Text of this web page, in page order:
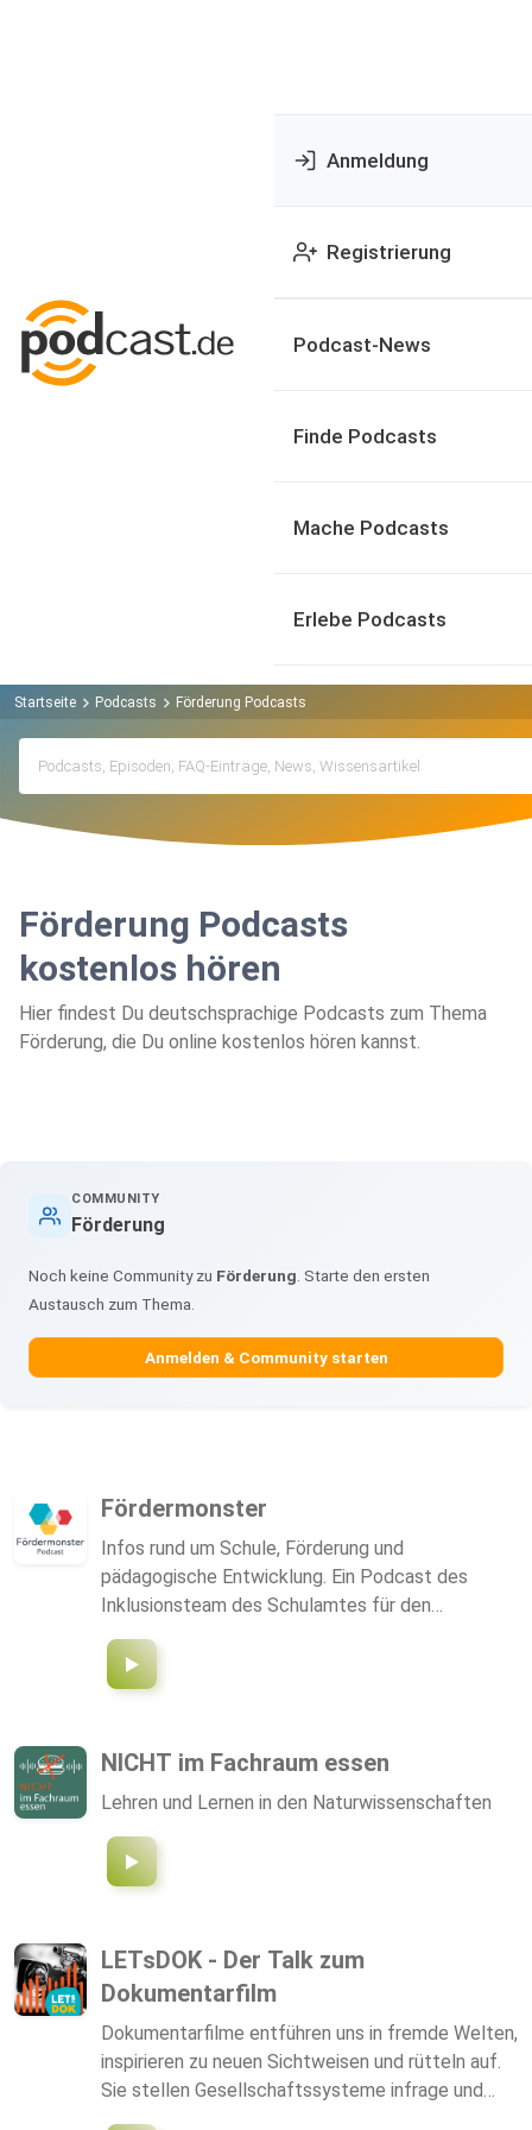
Anmeldung
Registrierung
Podcast-News
Finde Podcasts
Mache Podcasts
Erlebe Podcasts
Startseite Podcasts Förderung Podcasts
Förderung Podcasts
kostenlos hören
Hier findest Du deutschsprachige Podcasts zum Thema
Förderung, die Du online kostenlos hören kannst.
Fördermonster
Infos rund um Schule, Förderung und
pädagogische Entwicklung. Ein Podcast des
Inklusionsteam des Schulamtes für den
Märkischen Kreis. Impressum: https://schule-
mk.de/impressum/
NICHT im Fachraum essen
Lehren und Lernen in den Naturwissenschaften
LETsDOK - Der Talk zum
Dokumentarfilm
Dokumentarfilme entführen uns in fremde Welten,
inspirieren zu neuen Sichtweisen und rütteln auf.
Sie stellen Gesellschaftssysteme infrage und
bringen unbekannte Schicksale ans Licht. In
COMMUNITY
Förderung
Noch keine Community zu Förderung . Starte den ersten
Austausch zum Thema.
Anmelden & Community starten